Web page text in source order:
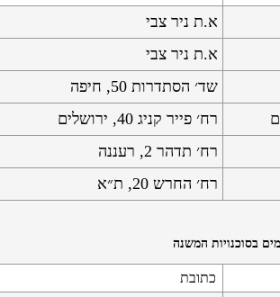
א.ת ניר צבי
א.ת ניר צבי
שד׳ הסתדרות 50, חיפה
רח׳ פייר קניג 40, ירושלים
רח׳ תדהר 2, רעננה
רח׳ החרש 20, ת״א
בסוכנויות המשנה
כתובת